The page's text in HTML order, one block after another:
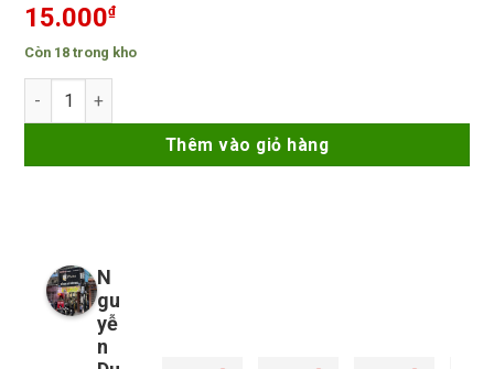
15.000₫
Còn 18 trong kho
KÍNH XIAOMI REDMI 6 PRO 9,9K (SL 300C) số lượng
Thêm vào giỏ hàng
N
gu
yễ
n